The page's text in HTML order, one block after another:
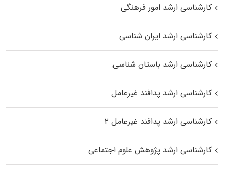
کارشناسی ارشد امور فرهنگی
کارشناسی ارشد ایران شناسی
کارشناسی ارشد باستان شناسی
کارشناسی ارشد پدافند غیرعامل
کارشناسی ارشد پدافند غیرعامل ۲
کارشناسی ارشد پژوهش علوم اجتماعی